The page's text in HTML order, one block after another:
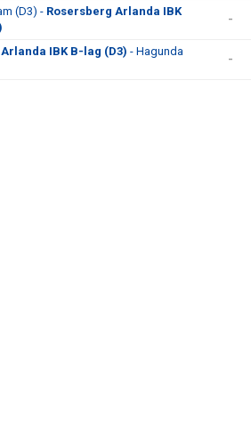
(D3) - Rosersberg Arlanda IBK
-
IBK B-lag (D3) - Hagunda
-